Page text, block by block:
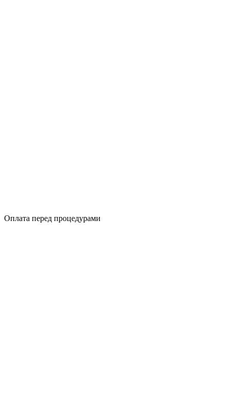
Оплата перед процедурами